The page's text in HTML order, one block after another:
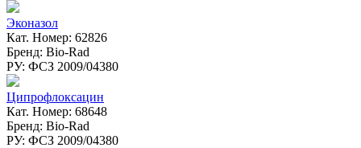
Эконазол
Кат. Номер: 62826
Бренд: Bio-Rad
РУ: ФСЗ 2009/04380
Ципрофлоксацин
Кат. Номер: 68648
Бренд: Bio-Rad
РУ: ФСЗ 2009/04380